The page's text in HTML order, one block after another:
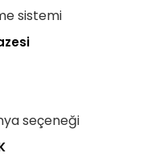
sistemi
seçeneği